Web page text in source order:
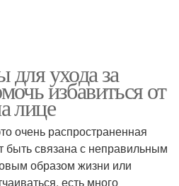
для ухода за
избавиться от
лице
очень распространенная
быть связана с неправильным
образом жизни или
есть много